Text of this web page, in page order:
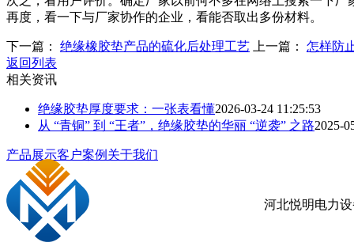
再度，看一下与厂家协作的企业，看能否取出多份材料。
下一篇： 绝缘橡胶垫产品的硫化后处理工艺 上一篇： 怎样防
返回列表
相关资讯
绝缘胶垫厚度要求：一张表看懂2026-03-24 11:25:53
从 “青铜” 到 “王者”，绝缘胶垫的华丽 “逆袭” 之路2025-
产品展示客户案例 关于我们
河北悦明电力